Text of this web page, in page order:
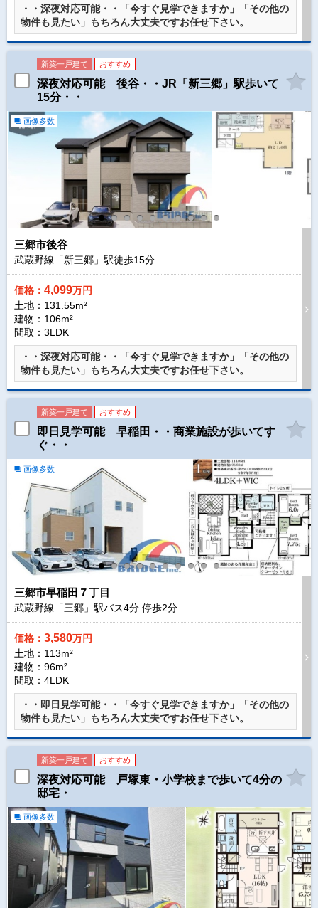
・・深夜対応可能・・「今すぐ見学できますか」「その他の
物件も見たい」もちろん大丈夫ですお任せ下さい。
新築一戸建て おすすめ
深夜対応可能 後谷・・JR「新三郷」駅歩いて
15分・・
画像多数
三郷市後谷
武蔵野線「新三郷」駅徒歩15分
価格： 4,099万円
土地：131.55m²
建物：106m²
間取：3LDK
・・深夜対応可能・・「今すぐ見学できますか」「その他の
物件も見たい」もちろん大丈夫ですお任せ下さい。
新築一戸建て おすすめ
即日見学可能 早稲田・・商業施設が歩いてす
ぐ・・
画像多数
三郷市早稲田７丁目
武蔵野線「三郷」駅バス4分 停歩2分
価格： 3,580万円
土地：113m²
建物：96m²
間取：4LDK
・・即日見学可能・・「今すぐ見学できますか」「その他の
物件も見たい」もちろん大丈夫ですお任せ下さい。
新築一戸建て おすすめ
深夜対応可能 戸塚東・小学校まで歩いて4分の
邸宅・
画像多数